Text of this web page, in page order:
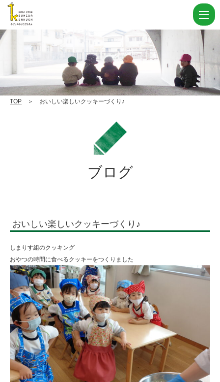
い
し
い
楽
し
ー
♪
学
校
法
人
住
田
学
園
TOP ＞ おいしい楽しいクッキーづくり♪
ブログ
おいしい楽しいクッキーづくり♪
しまりす組のクッキング
おやつの時間に食べるクッキーをつくりました